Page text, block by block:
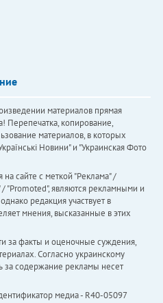
материалов прямая
Перепечатка, копирование,
материалов, в которых
Новини" и "Украинская Фото
сайте с меткой "Реклама" /
"Promoted", являются рекламными и
редакция участвует в
мнения, высказанные в этих
за факты и оценочные суждения,
Согласно украинскому
за содержание рекламы несет
медиа - R40-05097